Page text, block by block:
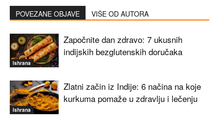
POVEZANE OBJAVE VIŠE OD AUTORA
Ishrana
Započnite dan zdravo: 7 ukusnih
indijskih bezglutenskih doručaka
Ishrana
Zlatni začin iz Indije: 6 načina na koje
kurkuma pomaže u zdravlju i lečenju